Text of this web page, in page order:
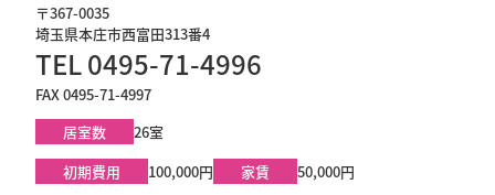
〒367-0035
埼玉県本庄市西富田313番4
TEL 0495-71-4996
FAX 0495-71-4997
居室数
26室
初期費用
100,000円 家賃 50,000円